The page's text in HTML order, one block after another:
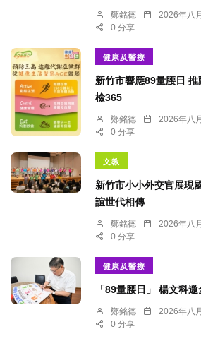
鄭銘德 2026年八
0 分享
健康及醫療
新竹市響應89量腰日
檢365
鄭銘德 2026年八
0 分享
文教
新竹市小小外交官展現
誼世代相傳
鄭銘德 2026年八
0 分享
健康及醫療
「89量腰日」 楊文科
鄭銘德 2026年八
0 分享